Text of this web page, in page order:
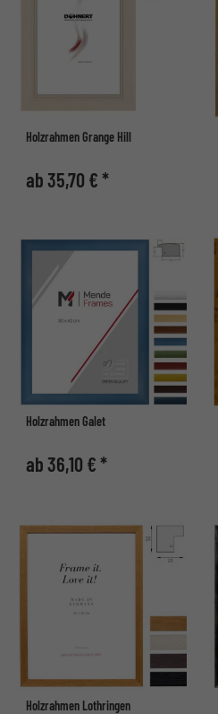
Holzrahmen Grange Hill
ab 35,70 € *
Holzrahmen Galet
ab 36,10 € *
Holzrahmen Lothringen